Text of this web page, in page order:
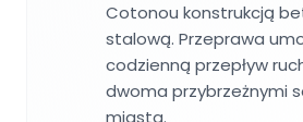
Cotonou konstrukcją
stalową. Przeprawa
codzienną przepływ
dwoma przybrzeżnymi